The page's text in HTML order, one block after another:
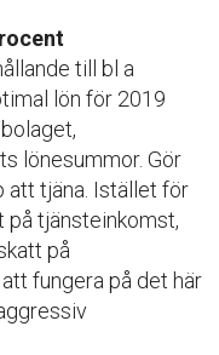
till bl a
lön för 2019
lönesummor. Gör
att tjäna. Istället för
på tjänsteinkomst,
på
fungera på det här